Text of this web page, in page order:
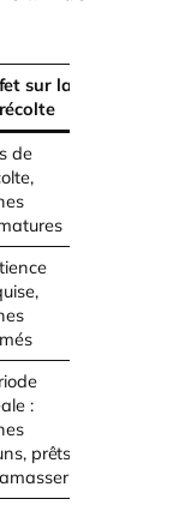
sur la
récolte
de
:
prêts